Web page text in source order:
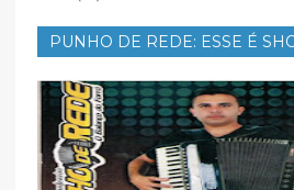
PUNHO DE REDE: ESSE É